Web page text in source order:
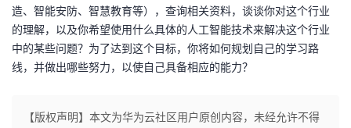
人
主
我
的
造、智能安防、智慧教育等），查询相关资料，谈谈你对这个行业
的理解，以及你希望使用什么具体的人工智能技术来解决这个行业
中的某些问题？为了达到这个目标，你将如何规划自己的学习路
线，并做出哪些努力，以使自己具备相应的能力？
【版权声明】本文为华为云社区用户原创内容，未经允许不得